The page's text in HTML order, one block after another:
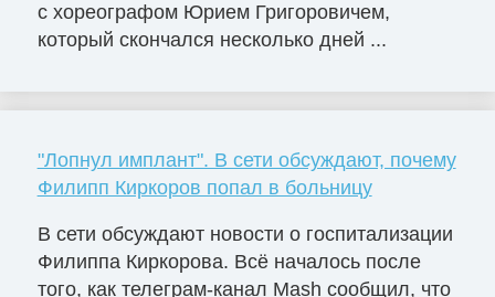
с хореографом Юрием Григоровичем,
который скончался несколько дней ...
"Лопнул имплант". В сети обсуждают, почему
Филипп Киркоров попал в больницу
В сети обсуждают новости о госпитализации
Филиппа Киркорова. Всё началось после
того, как телеграм-канал Mash сообщил, что